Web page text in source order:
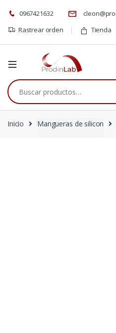
0967421632
Rastrear orden
Tienda
Buscar
por:
Inicio Mangueras de silicon